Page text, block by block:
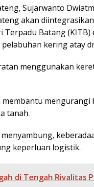
Sujarwanto
akan
Batang (KITB)
kering atay
menggunakan
mengurangi
tanah.
keperluan logistik.
di Tengah Rivalitas